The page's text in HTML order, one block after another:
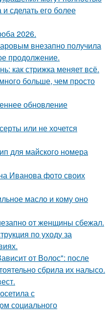
сделать его более
2026.
внезапно получила
продолжение.
как стрижка меняет всё.
больше, чем просто
обновление
или не хочется
для майского номера
Иванова фото своих
масло и кому оно
от женщины сбежал.
по уходу за
от Волос": после
сбрила их налысо.
с
социального